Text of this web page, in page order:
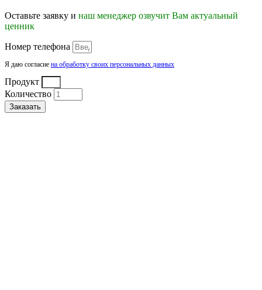
Оставьте заявку и наш менеджер озвучит Вам актуальный
ценник
Номер телефона
Я даю согласие на обработку своих персональных данных
Продукт
Количество
Заказать